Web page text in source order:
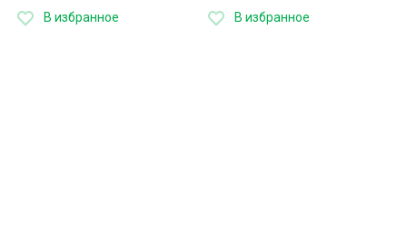
В избранное
В избранное